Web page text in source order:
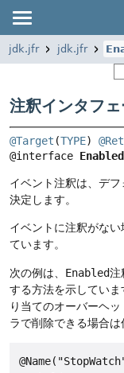
jdk.jfr jdk.jfr
注釈インタフ
@Target (TYPE)
@interface Enabled
イベント注釈は、デ
決定します。
イベントに注釈がな
ています。
次の例は、 Enabled注
する方法を示していま
り当てのオーバーヘ
ラで削除できる場合は